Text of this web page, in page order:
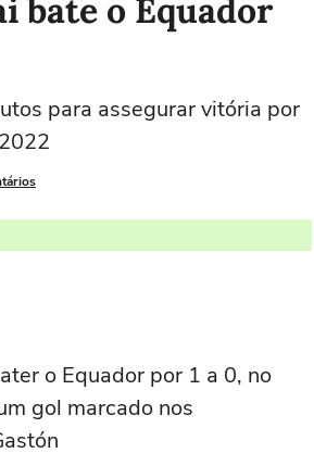
bate o Equador
para assegurar vitória por
o Equador por 1 a 0, no
gol marcado nos